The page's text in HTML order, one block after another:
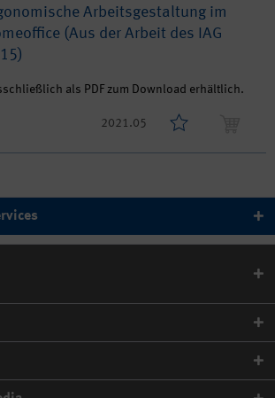
Arbeitsgestaltung im
(Aus der Arbeit des IAG
als PDF zum Download erhältlich.
2021.05